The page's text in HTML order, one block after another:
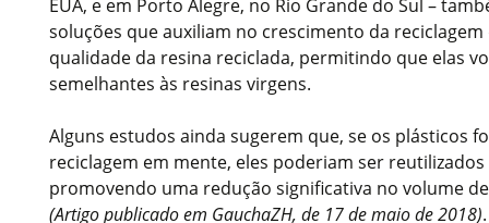
EUA, e em Porto Alegre, no Rio Grande do Sul –
soluções que auxiliam no crescimento da
qualidade da resina reciclada, permitindo que elas
semelhantes às resinas virgens.
Alguns estudos ainda sugerem que, se os plásticos
reciclagem em mente, eles poderiam ser reutilizados
promovendo uma redução significativa no volume
(Artigo publicado em GauchaZH, de 17 de maio de 2018).